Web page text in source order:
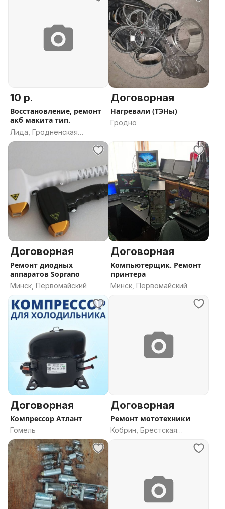
10 р.
Восстановление, ремонт
акб макита тип.
Лида, Гродненская
область
Договорная
Нагревали (ТЭНы)
Гродно
Договорная
Ремонт диодных
аппаратов Soprano
Минск, Первомайский
Договорная
Компьютерщик. Ремонт
принтера
Минск, Первомайский
Договорная
Компрессор Атлант
Гомель
Договорная
Ремонт мототехники
Кобрин, Брестская